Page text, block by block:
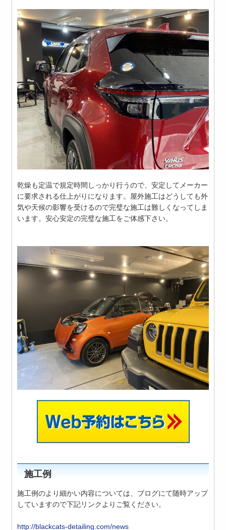
乾燥も定温で規定時間しっかり行うので、安定してメーカー
に要求される仕上がりになります。屋外施工はどうしても外
気や天候の影響を受けるので完璧な施工は難しくなってしま
います。安心安定の完璧な施工をご体感下さい。
施工例
施工例のより細かい内容については、ブログにて随時アップ
していますので下記リンクよりご覧ください。
http://blackcats-detailing.com/news